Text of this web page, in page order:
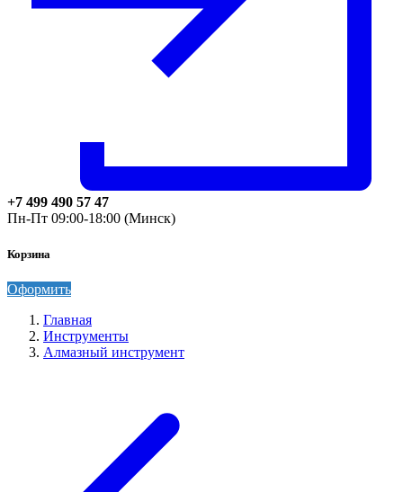
+7 499 490 57 47
Пн-Пт 09:00-18:00 (Минск)
Корзина
Оформить
Главная
Инструменты
Алмазный инструмент